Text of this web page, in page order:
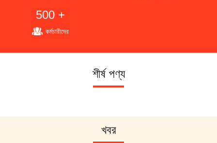
500 +
কর্মচারীদের
শীর্ষ পণ্য
খবর